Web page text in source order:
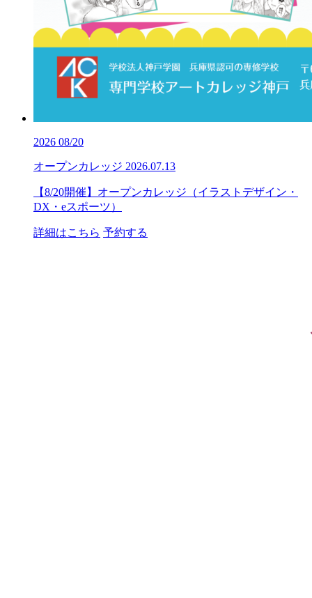
2026 08/20
オープンカレッジ 2026.07.13
【8/20開催】オープンカレッジ（イラストデザイン・
DX・eスポーツ）
詳細はこちら 予約する